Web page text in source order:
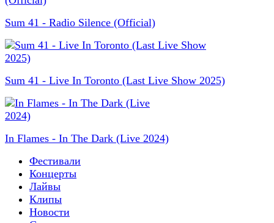
Sum 41 - Radio Silence (Official)
Sum 41 - Live In Toronto (Last Live Show 2025)
In Flames - In The Dark (Live 2024)
Фестивали
Концерты
Лайвы
Клипы
Новости